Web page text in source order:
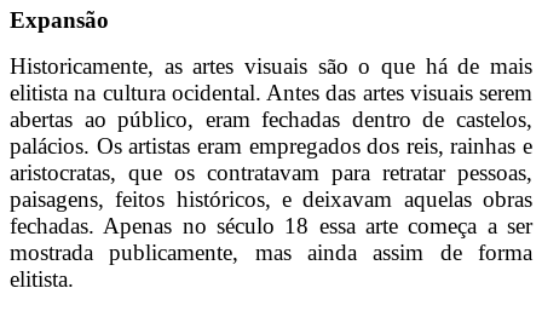
Expansão
Historicamente, as artes visuais são o que há de mais
elitista na cultura ocidental. Antes das artes visuais serem
abertas ao público, eram fechadas dentro de castelos,
palácios. Os artistas eram empregados dos reis, rainhas e
aristocratas, que os contratavam para retratar pessoas,
paisagens, feitos históricos, e deixavam aquelas obras
fechadas. Apenas no século 18 essa arte começa a ser
mostrada publicamente, mas ainda assim de forma
elitista.